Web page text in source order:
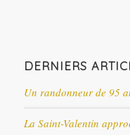
DERNIERS
Un randonneur de 95
La Saint-Valentin